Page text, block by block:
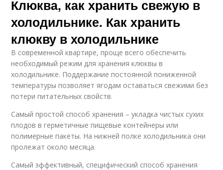
Клюква, как хранить свежую в
холодильнике. Как хранить
клюкву в холодильнике
В современной квартире, проще всего обеспечить
необходимый режим для хранения клюквы в
холодильнике. Поддержание постоянной пониженной
температуры позволяет ягодам оставаться свежими без
потери питательных свойств.
Самый простой способ хранения – укладка чистых сухих
плодов в герметичные пищевые контейнеры или
полимерные пакеты. На нижней полке холодильника они
пролежат около месяца.
Самый эффективный, специфический способ хранения